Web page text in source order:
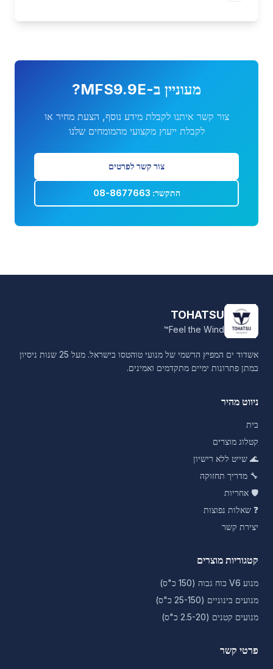
מעוניין ב-MFS9.9E
?
צור קשר איתנו לקבלת מידע נוסף, הצעת מחיר או
לקבלת ייעוץ מקצועי מהמומחים שלנו
צור קשר לפרטים
התקשר: 08-8677663
TOHATSU
Feel the Wind™
אשדוד ים המפיץ הרשמי של מנועי טוהטסו בישראל. מעל 25 שנות ניסיון
במתן פתרונות ימיים מתקדמים ואמינים.
ניווט מהיר
בית
קטלוג מוצרים
🌊 שייט ללא רישיון
🔧 מדריך תחזוקה
🛡️ אחריות
❓ שאלות נפוצות
יצירת קשר
קטגוריות מוצרים
מנוע V6 כוח גבוה (150 כ"ס)
מנועים בינוניים (25-150 כ"ס)
מנועים קטנים (2.5-20 כ"ס)
פרטי קשר